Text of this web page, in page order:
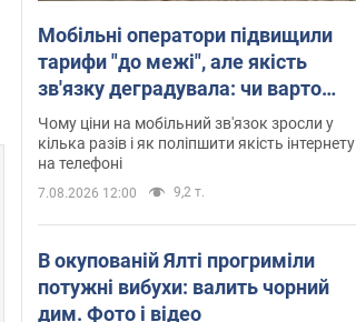
Мобільні оператори підвищили
тарифи "до межі", але якість
зв'язку деградувала: чи варто
скаржитись на ціни
Чому ціни на мобільний зв'язок зросли у
кілька разів і як поліпшити якість інтернету
на телефоні
7.08.2026 12:00 9,2 т.
В окупованій Ялті прогриміли
потужні вибухи: валить чорний
дим. Фото і відео